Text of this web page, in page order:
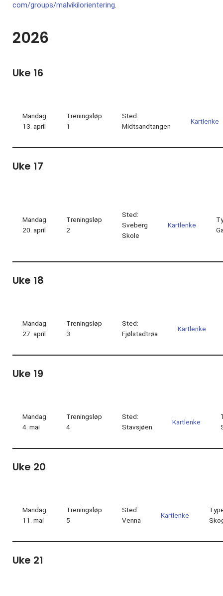
com/groups/malvikilorientering.
2026
Uke 16
Mandag
13. april
Treningsløp
1
Sted:
Midtsandtangen
Kartlenke
Uke 17
Mandag
20. april
Treningsløp
2
Sted:
Sveberg
Skole
Kartlenke
Uke 18
Mandag
27. april
Treningsløp
3
Sted:
Fjølstadtrøa
Kartlenke
Uke 19
Mandag
4. mai
Treningsløp
4
Sted:
Stavsjøen
Kartlenke
Uke 20
Mandag
11. mai
Treningsløp
5
Sted:
Venna
Kartlenke
Uke 21